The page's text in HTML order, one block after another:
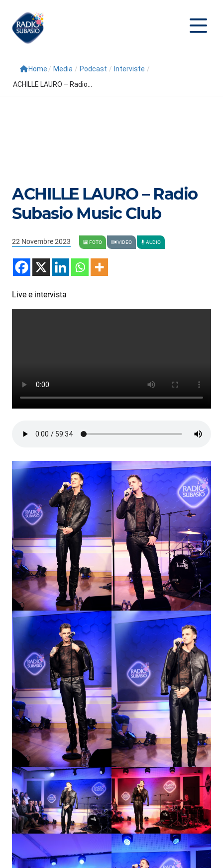
Cerca
Conduttori
Repliche
3xTe
Interviste
Playlist
Novità
Radio Subasio +
Radio Subasio Disco Club
Radio Suby
Subasio Per Un’Ora D’Amore
Video
Foto
Speciali
Oroscopo
Radio Subasio Music Club
Sanremo 2026
News
Musica
Cultura
Attualità
Costume
Extra
Eventi
Home / Media / Podcast / Interviste /
ACHILLE LAURO – Radio...
ACHILLE LAURO – Radio
Subasio Music Club
22 Novembre 2023 FOTO VIDEO AUDIO
Live e intervista